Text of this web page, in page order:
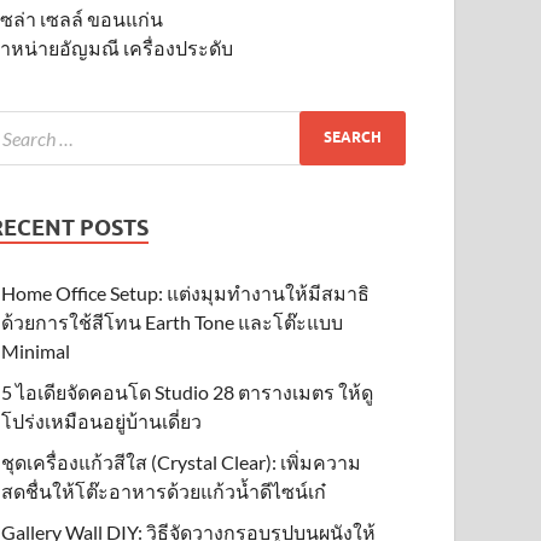
ล่า เซลล์ ขอนแก่น
หน่ายอัญมณี เครื่องประดับ
POSTS
Home Office Setup: แต่งมุมทำงานให้มีสมาธิ
ด้วยการใช้สีโทน Earth Tone และโต๊ะแบบ
Minimal
5 ไอเดียจัดคอนโด Studio 28 ตารางเมตร ให้ดู
โปร่งเหมือนอยู่บ้านเดี่ยว
ชุดเครื่องแก้วสีใส (Crystal Clear): เพิ่มความ
สดชื่นให้โต๊ะอาหารด้วยแก้วน้ำดีไซน์เก๋
Gallery Wall DIY: วิธีจัดวางกรอบรูปบนผนังให้